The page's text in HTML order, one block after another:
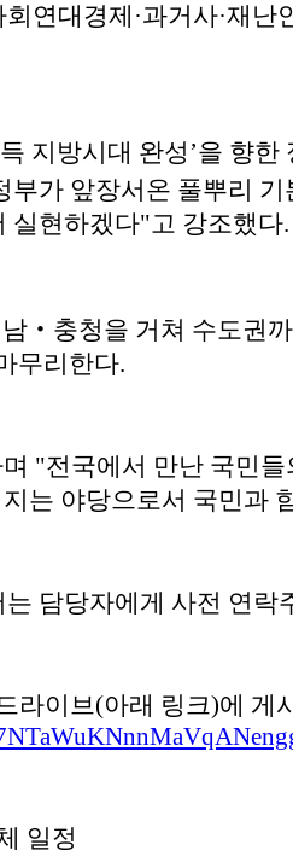
대경제·과거사·재난
지방시대 완성’을 향
부가 앞장서온 풀뿌리
실현하겠다"고 강조했다.
‧충청을 거쳐 수도권
무리한다.
"전국에서 만난 국민
는 야당으로서 국민과
담당자에게 사전 연락
이브(아래 링크)에 게
일정